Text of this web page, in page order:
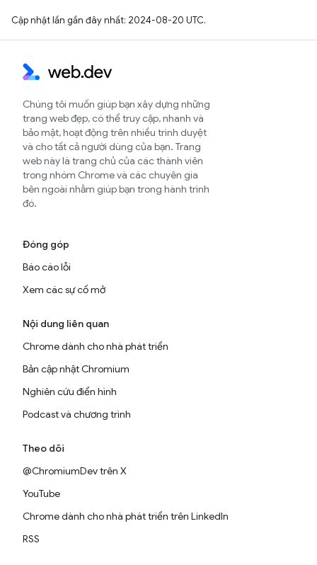
Cập nhật lần gần đây nhất: 2024-08-20 UTC.
Chúng tôi muốn giúp bạn xây dựng những
trang web đẹp, có thể truy cập, nhanh và
bảo mật, hoạt động trên nhiều trình duyệt
và cho tất cả người dùng của bạn. Trang
web này là trang chủ của các thành viên
trong nhóm Chrome và các chuyên gia
bên ngoài nhằm giúp bạn trong hành trình
đó.
Đóng góp
Báo cáo lỗi
Xem các sự cố mở
Nội dung liên quan
Chrome dành cho nhà phát triển
Bản cập nhật Chromium
Nghiên cứu điển hình
Podcast và chương trình
Theo dõi
@ChromiumDev trên X
YouTube
Chrome dành cho nhà phát triển trên LinkedIn
RSS